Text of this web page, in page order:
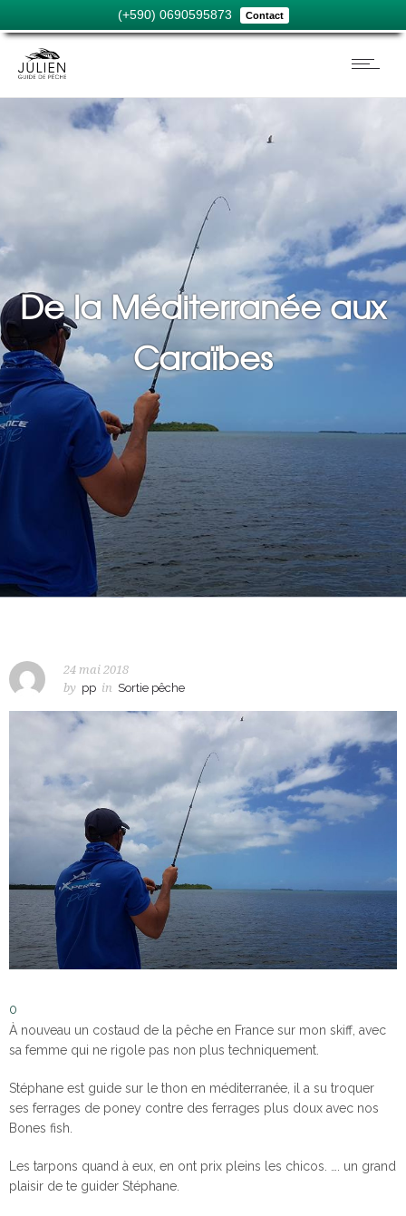
(+590) 0690595873 Contact
De la Méditerranée aux
Caraïbes
24 mai 2018
by pp in Sortie pêche
0
À nouveau un costaud de la pêche en France sur mon skiff, avec
sa femme qui ne rigole pas non plus techniquement.
Stéphane est guide sur le thon en méditerranée, il a su troquer
ses ferrages de poney contre des ferrages plus doux avec nos
Bones fish.
Les tarpons quand à eux, en ont prix pleins les chicos. …. un grand
plaisir de te guider Stéphane.